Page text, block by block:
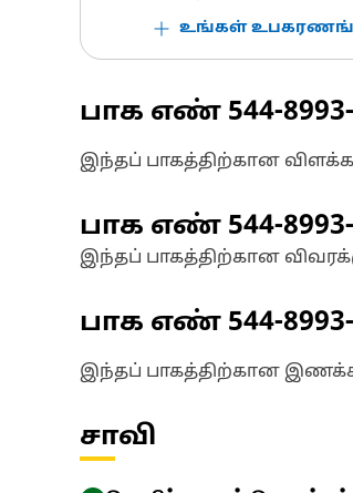
உங்கள்
பாக எண் 544-8993
இந்தப் பாகத்திற்கான
பாக எண் 544-8993
இந்தப் பாகத்திற்கான
பாக எண் 544-8993
இந்தப் பாகத்திற்கான
சாவி